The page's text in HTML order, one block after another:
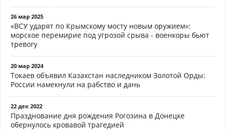
26 мар 2025
«ВСУ ударят по Крымскому мосту новым оружием»:
морское перемирие под угрозой срыва - военкоры бьют
тревогу
20 мар 2024
Токаев объявил Казахстан наследником Золотой Орды:
России намекнули на рабство и дань
22 дек 2022
Празднование дня рождения Рогозина в Донецке
обернулось кровавой трагедией